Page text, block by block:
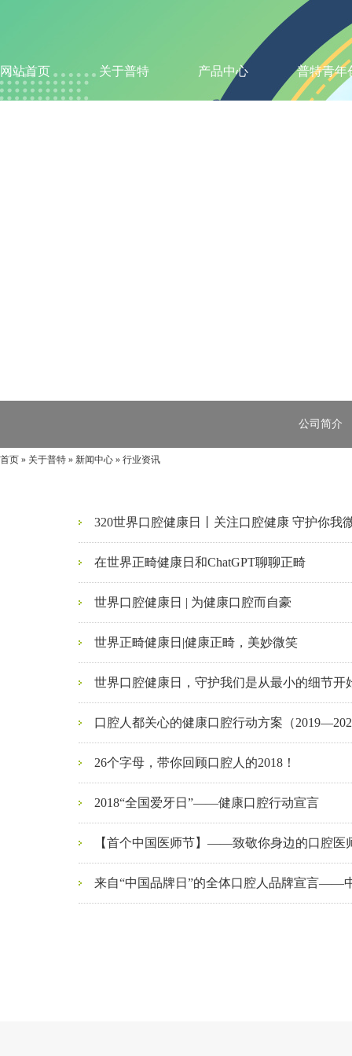
网站首页 关于普特 产品中心 普特青年
公司简介
首页 » 关于普特 » 新闻中心 » 行业资讯
320世界口腔健康日丨关注口腔健康 守护你我
在世界正畸健康日和ChatGPT聊聊正畸
世界口腔健康日 | 为健康口腔而自豪
世界正畸健康日|健康正畸，美妙微笑
世界口腔健康日，守护我们是从最小的细节开
口腔人都关心的健康口腔行动方案（
26个字母，带你回顾口腔人的2018！
2018“全国爱牙日”——健康口腔行动宣言
【首个中国医师节】——致敬你身边的口腔医
来自“中国品牌日”的全体口腔人品牌宣言——